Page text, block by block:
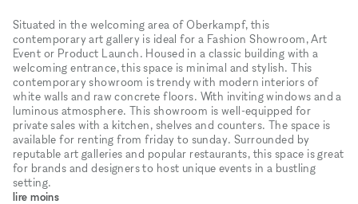
Situated in the welcoming area of Oberkampf, this
contemporary art gallery is ideal for a Fashion Showroom, Art
Event or Product Launch. Housed in a classic building with a
welcoming entrance, this space is minimal and stylish. This
contemporary showroom is trendy with modern interiors of
white walls and raw concrete floors. With inviting windows and a
luminous atmosphere. This showroom is well-equipped for
private sales with a kitchen, shelves and counters. The space is
available for renting from friday to sunday. Surrounded by
reputable art galleries and popular restaurants, this space is great
for brands and designers to host unique events in a bustling
setting.
lire moins